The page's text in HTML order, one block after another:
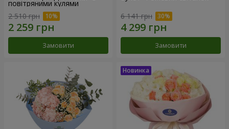
повітряними кулями
2 510 грн
Замовити
6 141 грн
Замовити